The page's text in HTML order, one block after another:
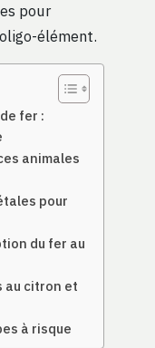
pour
élément.
fer :
animales
pour
du fer au
au citron et
à risque